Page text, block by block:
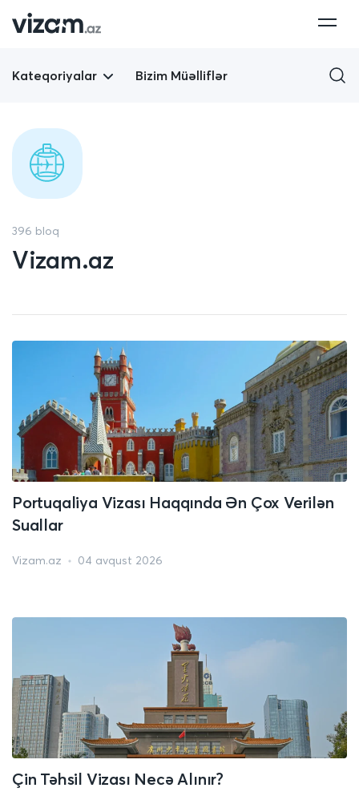
Kateqoriyalar Bizim Müəlliflər
396 bloq
Vizam.az
Portuqaliya Vizası Haqqında Ən Çox Verilən
Suallar
Vizam.az 04 avqust 2026
Çin Təhsil Vizası Necə Alınır?